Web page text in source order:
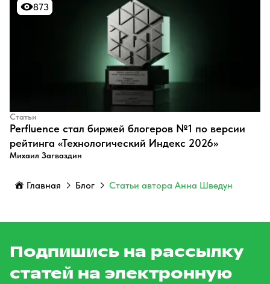
873
873
Статьи
Perfluence стал биржей блогеров №1 по версии
рейтинга «Технологический Индекс 2026»
Михаил Загваздин
Главная Блог Статьи автора Анна Шведун
Подпишись на рассылку
статей на электронную